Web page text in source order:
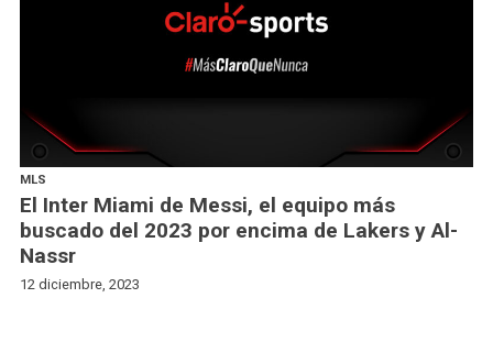
MLS
El Inter Miami de Messi, el equipo más
buscado del 2023 por encima de Lakers y Al-
Nassr
12 diciembre, 2023